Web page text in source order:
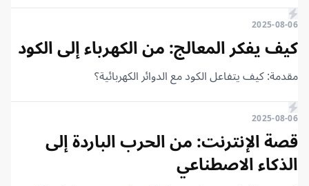
2025-08-06
كيف يفكر المعالج: من الكهرباء إلى الكود
مقدمة: كيف يتفاعل الكود مع الدوائر الكهربائية؟
2025-08-06
قصة الإنترنت: من الحرب الباردة إلى
الذكاء الاصطناعي